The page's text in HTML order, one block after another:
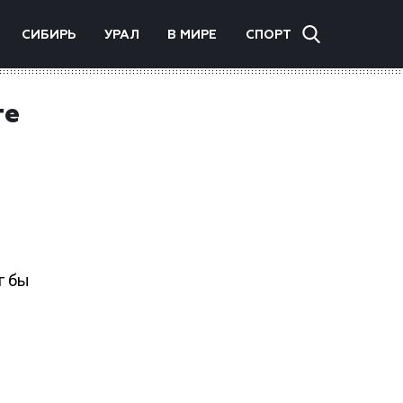
СИБИРЬ УРАЛ В МИРЕ СПОРТ
бы